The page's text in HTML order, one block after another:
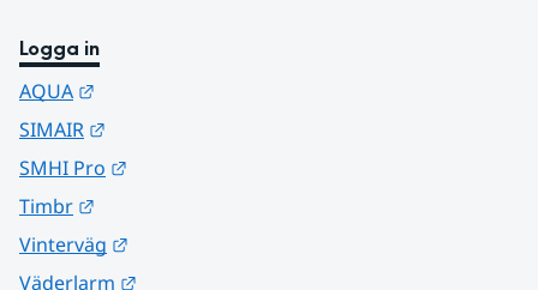
Logga in
AQUA
SIMAIR
SMHI Pro
Timbr
Vinterväg
Väderlarm